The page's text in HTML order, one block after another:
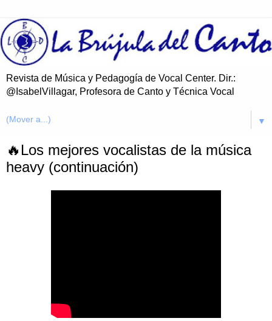
Revista de Música y Pedagogía de Vocal Center. Dir.:
@IsabelVillagar, Profesora de Canto y Técnica Vocal
▼
🔥Los mejores vocalistas de la música
heavy (continuación)